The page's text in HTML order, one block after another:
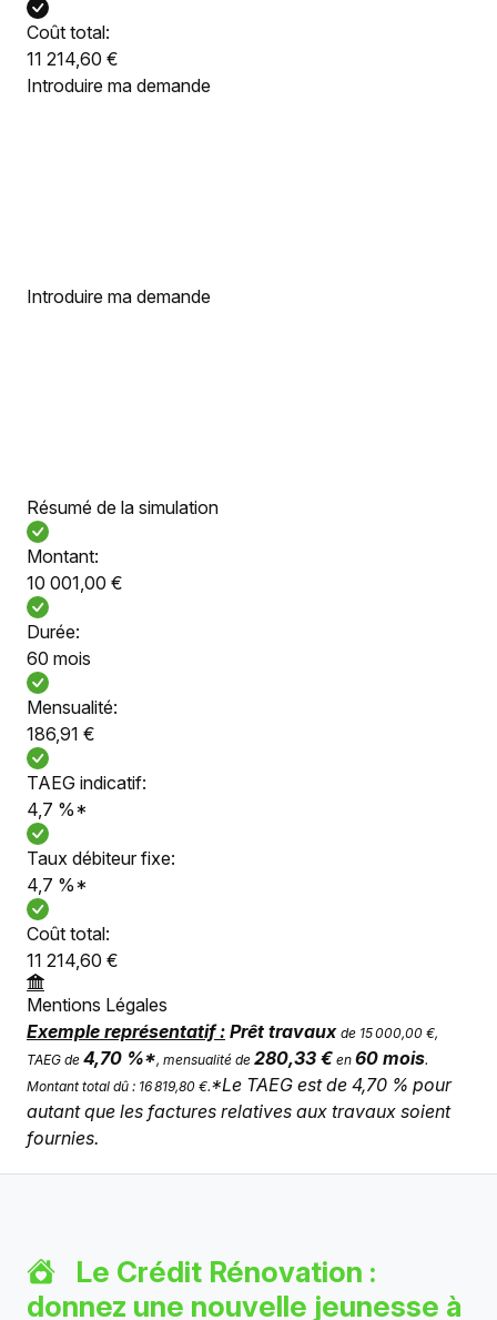
Coût total:
11 214,60 €
Introduire ma demande
Introduire ma demande
Résumé de la simulation
Montant:
10 001,00 €
Durée:
60 mois
Mensualité:
186,91 €
TAEG indicatif:
4,7 %*
Taux débiteur fixe:
4,7 %*
Coût total:
11 214,60 €
Mentions Légales
Exemple représentatif : Prêt travaux de 15 000,00 €,
TAEG de 4,70 %*, mensualité de 280,33 € en 60 mois.
Montant total dû : 16 819,80 €.*Le TAEG est de 4,70 % pour
autant que les factures relatives aux travaux soient
fournies.
Le Crédit Rénovation :
donnez une nouvelle jeunesse à